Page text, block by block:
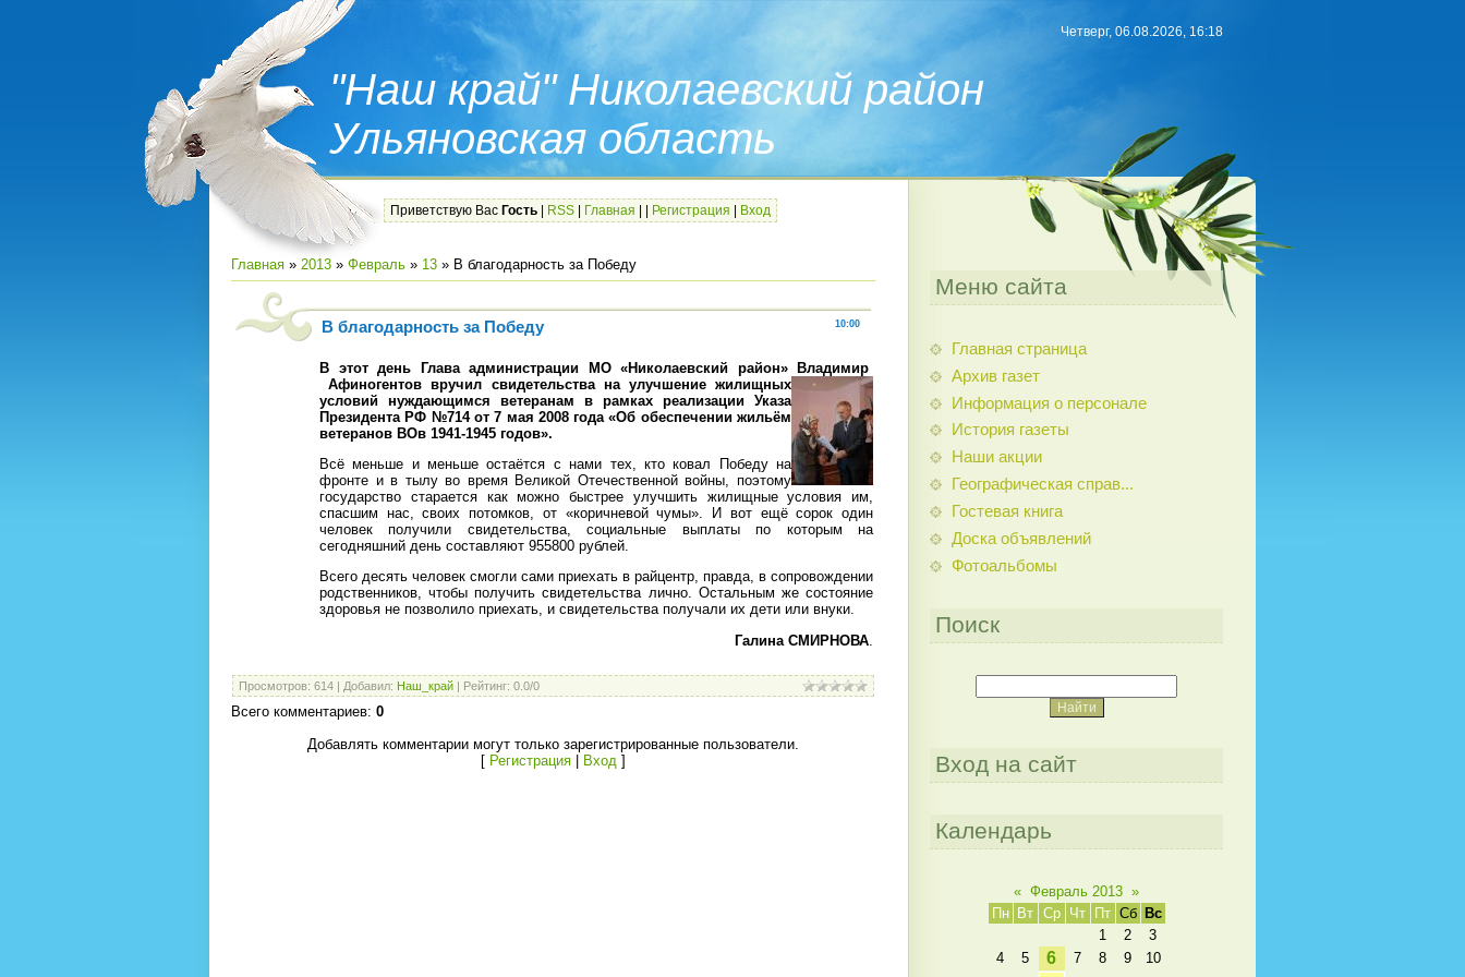
"Наш край" Николаевский район
Ульяновская область
Четверг, 06.08.2026, 16:18
Приветствую Вас Гость RSS Главная Регистрация Вход
Главная » 2013 » Февраль » 13 » В благодарность за Победу
10:00
В благодарность за Победу
В этот день Глава администрации МО «Николаевский район» Владимир
Афиногентов вручил свидетельства на улучшение жилищных
условий нуждающимся ветеранам в рамках реализации Указа
Президента РФ №714 от 7 мая 2008 года «Об обеспечении жильём
ветеранов ВОв 1941-1945 годов».
Всё меньше и меньше остаётся с нами тех, кто ковал Победу на
фронте и в тылу во время Великой Отечественной войны, поэтому
государство старается как можно быстрее улучшить жилищные условия им,
спасшим нас, своих потомков, от «коричневой чумы». И вот ещё сорок один
человек получили свидетельства, социальные выплаты по которым на
сегодняшний день составляют 955800 рублей.
Всего десять человек смогли сами приехать в райцентр, правда, в сопровождении
родственников, чтобы получить свидетельства лично. Остальным же состояние
здоровья не позволило приехать, и свидетельства получали их дети или внуки.
Галина СМИРНОВА
Просмотров: 614 Добавил: Наш_край Рейтинг: 0.0/0
Всего комментариев: 0
Добавлять комментарии могут только зарегистрированные пользователи.
[ Регистрация Вход ]
Меню сайта
Главная страница
Архив газет
Информация о персонале
История газеты
Наши акции
Географическая справ...
Гостевая книга
Доска объявлений
Фотоальбомы
Поиск
Вход на сайт
Календарь
« Февраль 2013 »
Пн
Вт Ср Чт Пт Сб
Вс
1
2
3
4
5 6 7 8 9
10